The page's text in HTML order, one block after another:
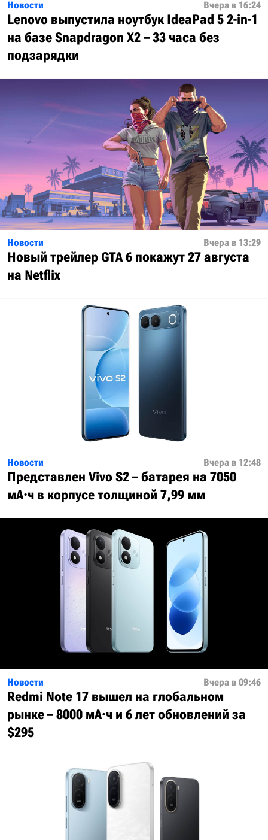
Новости Вчера в 16:24
Lenovo выпустила ноутбук IdeaPad 5 2-in-1
на базе Snapdragon X2 – 33 часа без
подзарядки
Новости Вчера в 13:29
Новый трейлер GTA 6 покажут 27 августа
на Netflix
Новости Вчера в 12:48
Представлен Vivo S2 – батарея на 7050
мА·ч в корпусе толщиной 7,99 мм
Новости Вчера в 09:46
Redmi Note 17 вышел на глобальном
рынке – 8000 мА·ч и 6 лет обновлений за
$295